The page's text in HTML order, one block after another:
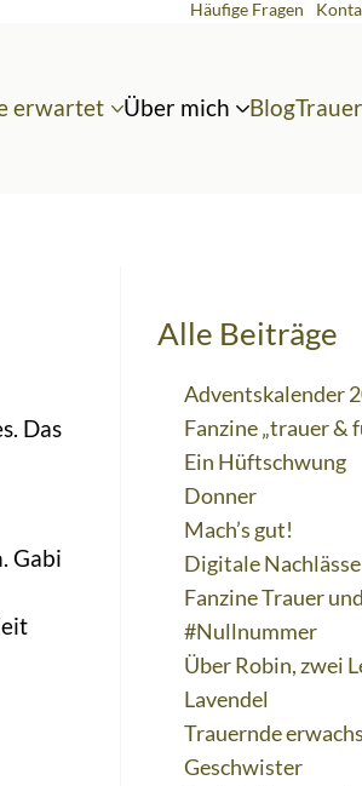
Häufige Fragen
erwartet Über mich Blog
Das
Gabi
Alle Beiträge
Adventskalender
Fanzine „trauer &
Ein Hüftschwung
Donner
Mach’s gut!
Digitale Nachlässe
Fanzine Trauer
#Nullnummer
Über Robin, zwei
Lavendel
Trauernde
Geschwister